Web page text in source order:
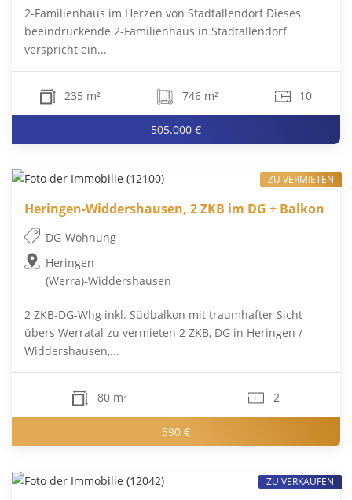
2-Familienhaus im Herzen von Stadtallendorf Dieses
beeindruckende 2-Familienhaus in Stadtallendorf
verspricht ein...
235 m² 746 m² 10
505.000 €
Heringen-Widdershausen, 2 ZKB im DG + Balkon
DG-Wohnung
Heringen
(Werra)-Widdershausen
2 ZKB-DG-Whg inkl. Südbalkon mit traumhafter Sicht
übers Werratal zu vermieten 2 ZKB, DG in Heringen /
Widdershausen,...
80 m² 2
590 €
ZU VERMIETEN
ZU VERKAUFEN